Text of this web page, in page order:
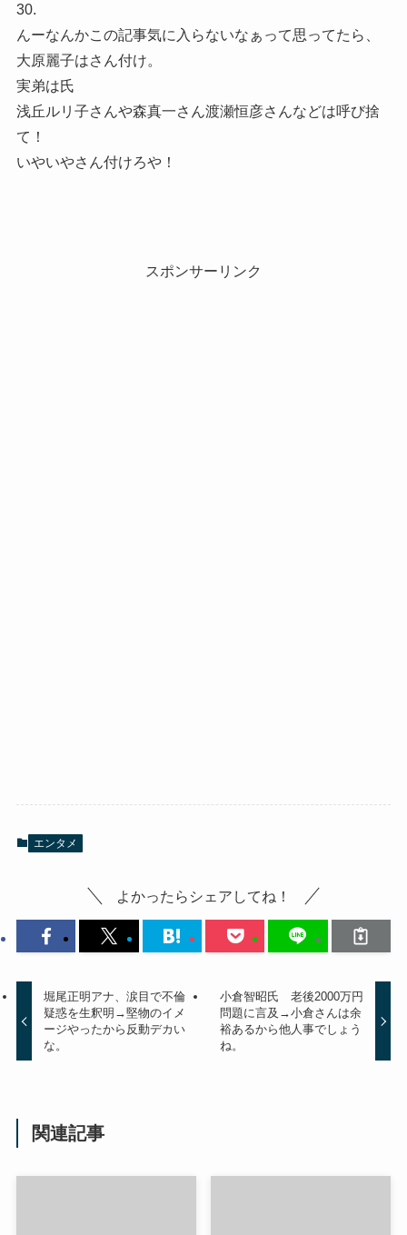
30.
んーなんかこの記事気に入らないなぁって思ってたら、
大原麗子はさん付け。
実弟は氏
浅丘ルリ子さんや森真一さん渡瀬恒彦さんなどは呼び捨
て！
いやいやさん付けろや！
スポンサーリンク
エンタメ
よかったらシェアしてね！
堀尾正明アナ、涙目で不倫
疑惑を生釈明→堅物のイメ
ージやったから反動デカい
な。
小倉智昭氏 老後2000万円
問題に言及→小倉さんは余
裕あるから他人事でしょう
ね。
関連記事